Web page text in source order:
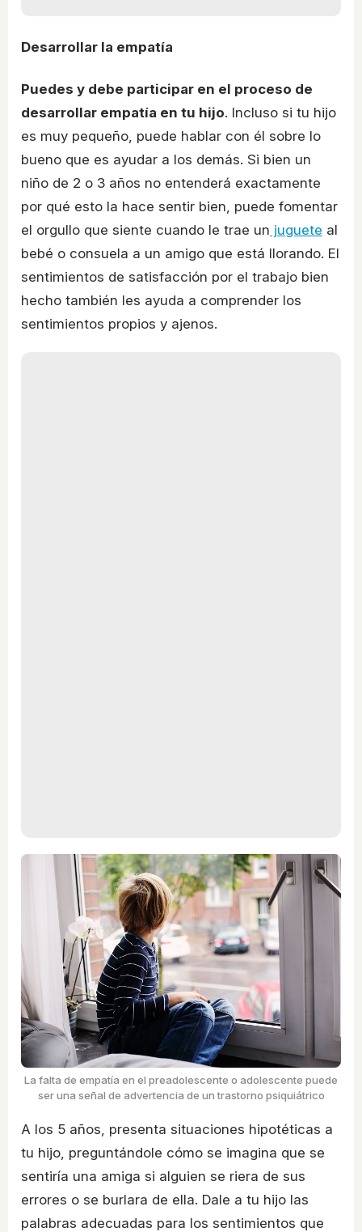
Desarrollar la empatía
Puedes y debe participar en el proceso de
desarrollar empatía en tu hijo. Incluso si tu hijo
es muy pequeño, puede hablar con él sobre lo
bueno que es ayudar a los demás. Si bien un
niño de 2 o 3 años no entenderá exactamente
por qué esto la hace sentir bien, puede fomentar
el orgullo que siente cuando le trae un juguete al
bebé o consuela a un amigo que está llorando. El
sentimientos de satisfacción por el trabajo bien
hecho también les ayuda a comprender los
sentimientos propios y ajenos.
La falta de empatía en el preadolescente o adolescente puede
ser una señal de advertencia de un trastorno psiquiátrico
A los 5 años, presenta situaciones hipotéticas a
tu hijo, preguntándole cómo se imagina que se
sentiría una amiga si alguien se riera de sus
errores o se burlara de ella. Dale a tu hijo las
palabras adecuadas para los sentimientos que